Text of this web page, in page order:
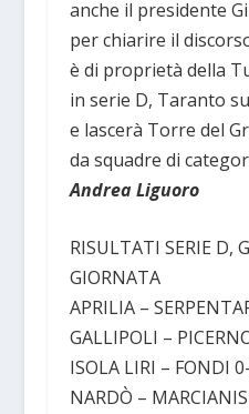
anche il presidente
per chiarire il
è di proprietà della
in serie D, Taranto
e lascerà Torre del
da squadre di
Andrea Liguoro
RISULTATI SERIE D,
GIORNATA
APRILIA –
GALLIPOLI –
ISOLA LIRI – FONDI
NARDÒ –